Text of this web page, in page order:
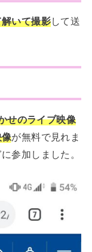
いて撮影して送
せのライブ映像
が無料で見れま
参加しました。